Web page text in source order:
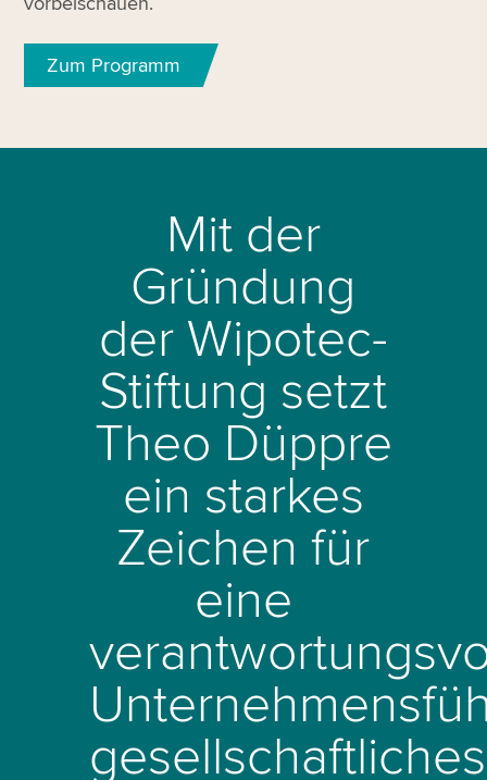
Zum Programm
Mit der
Gründung
der Wipotec-
Stiftung setzt
Theo Düppre
ein starkes
Zeichen für
eine
gesellschaftliches